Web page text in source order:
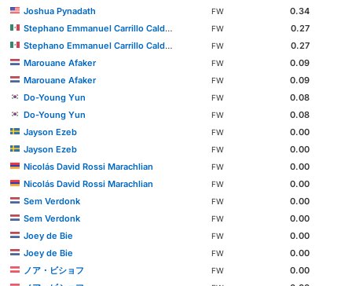
Joshua Pynadath FW
0.34
Stephano Emmanuel Carrillo Calderón
FW
0.27
Stephano Emmanuel Carrillo Calderón
FW
0.27
Marouane Afaker
FW
0.09
Marouane Afaker
FW
0.09
Do-Young Yun
FW
0.08
Do-Young Yun
FW
0.08
Jayson Ezeb
FW
0.00
Jayson Ezeb
FW
0.00
Nicolás David Rossi Marachlian
FW
0.00
Nicolás David Rossi Marachlian
FW
0.00
Sem Verdonk
FW
0.00
Sem Verdonk
FW
0.00
Joey de Bie
FW
0.00
Joey de Bie
FW
0.00
ノア・ビショフ
FW
0.00